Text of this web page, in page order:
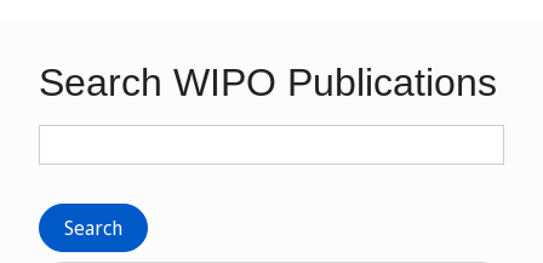
Search WIPO Publications
Search